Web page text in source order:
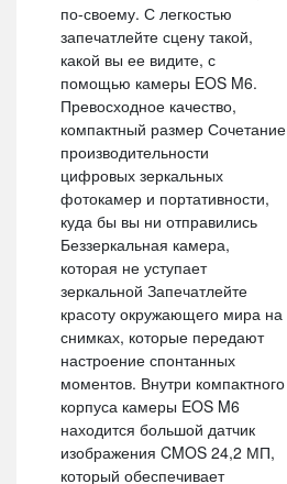
по-своему. С легкостью
запечатлейте сцену такой,
какой вы ее видите, с
помощью камеры EOS M6.
Превосходное качество,
компактный размер Сочетание
производительности
цифровых зеркальных
фотокамер и портативности,
куда бы вы ни отправились
Беззеркальная камера,
которая не уступает
зеркальной Запечатлейте
красоту окружающего мира на
снимках, которые передают
настроение спонтанных
моментов. Внутри компактного
корпуса камеры EOS M6
находится большой датчик
изображения CMOS 24,2 МП,
который обеспечивает